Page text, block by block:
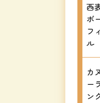
西
ボ
フ
ル
カ
ー
ン